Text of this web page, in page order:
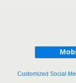
Customized Social